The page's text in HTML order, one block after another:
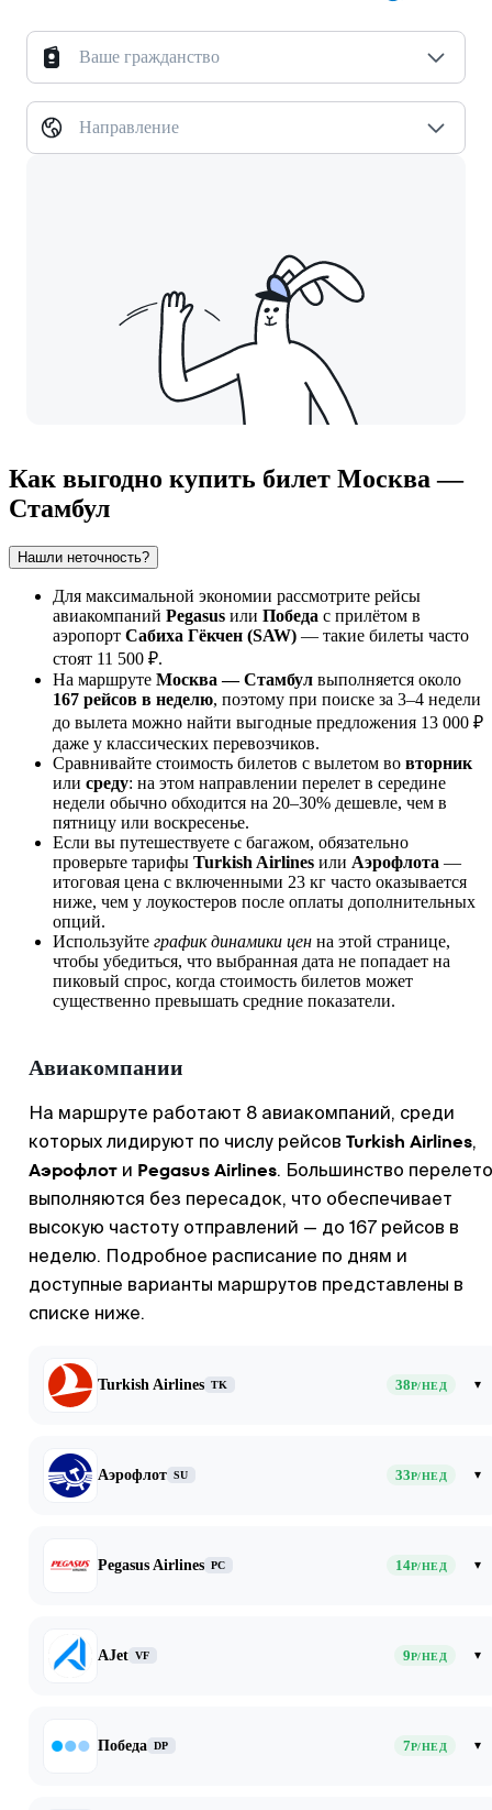
Ваше гражданство
Направление
Как выгодно купить билет Москва —
Стамбул
Нашли неточность?
Для максимальной экономии рассмотрите рейсы
авиакомпаний Pegasus или Победа с прилётом в
аэропорт Сабиха Гёкчен (SAW) — такие билеты часто
стоят 11 500 ₽.
На маршруте Москва — Стамбул выполняется около
167 рейсов в неделю, поэтому при поиске за 3–4 недели
до вылета можно найти выгодные предложения 13 000 ₽
даже у классических перевозчиков.
Сравнивайте стоимость билетов с вылетом во вторник
или среду: на этом направлении перелет в середине
недели обычно обходится на 20–30% дешевле, чем в
пятницу или воскресенье.
Если вы путешествуете с багажом, обязательно
проверьте тарифы Turkish Airlines или Аэрофлота —
итоговая цена с включенными 23 кг часто оказывается
ниже, чем у лоукостеров после оплаты дополнительных
опций.
Используйте график динамики цен на этой странице,
чтобы убедиться, что выбранная дата не попадает на
пиковый спрос, когда стоимость билетов может
существенно превышать средние показатели.
Авиакомпании
На маршруте работают 8 авиакомпаний, среди
которых лидируют по числу рейсов Turkish Airlines,
Аэрофлот и Pegasus Airlines. Большинство
выполняются без пересадок, что обеспечивает
высокую частоту отправлений — до 167 рейсов в
неделю. Подробное расписание по дням и
доступные варианты маршрутов представлены в
списке ниже.
Turkish Airlines TK 38Р/НЕД ▾
Аэрофлот SU 33Р/НЕД ▾
Pegasus Airlines PC 14Р/НЕД ▾
AJet VF 9Р/НЕД ▾
Победа DP 7Р/НЕД ▾